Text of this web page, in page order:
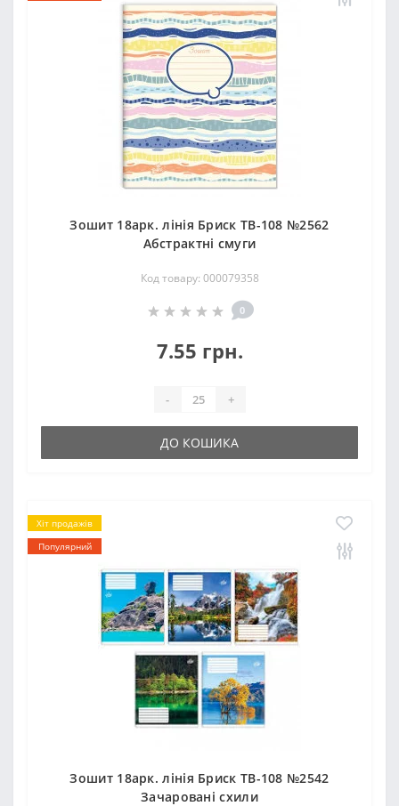
Зошит 18арк. лінія Бриск ТВ-108 №2562
Абстрактнi смуги
Код товару: 000079358
0
7.55 грн.
- +
ДО КОШИКА
Хіт продажів
Популярний
Зошит 18арк. лінія Бриск ТВ-108 №2542
Зачарованi схили